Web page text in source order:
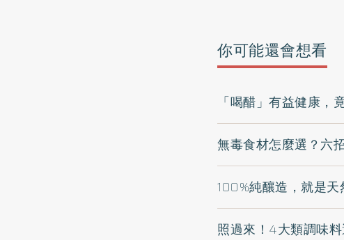
你可能還會想看
「喝醋」有益健康
無毒食材怎麼選？六
100%純釀造，就是天
照過來！4大類調味